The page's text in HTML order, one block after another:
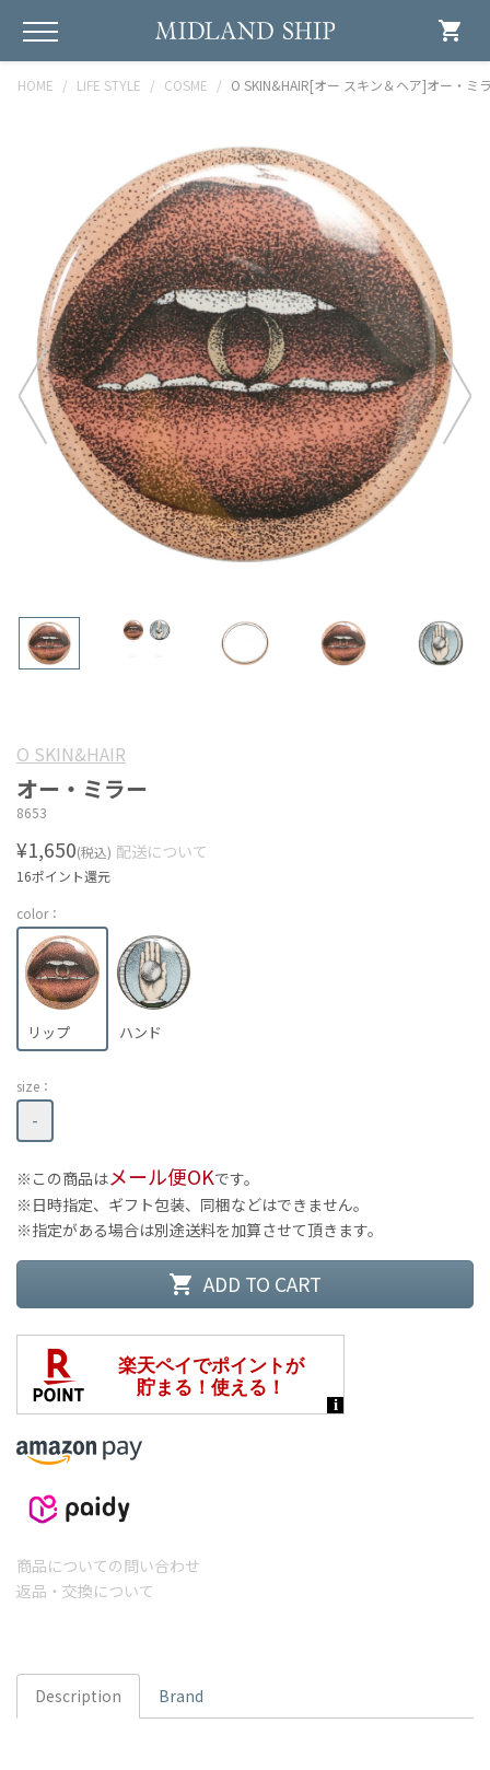
shopping_cart
HOME LIFE STYLE COSME O SKIN&HAIR[オー スキン＆ヘア]オー・ミ
O SKIN&HAIR
オー・ミラー
8653
¥1,650(税込) 配送について
16ポイント還元
color：
リップ ハンド
size：
-
この商品はメール便OKです。
日時指定、ギフト包装、同梱などはできません。
指定がある場合は別途送料を加算させて頂きます。
shopping_cart ADD TO CART
商品についての問い合わせ
返品・交換について
Description Brand